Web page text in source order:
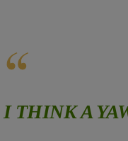
I THINK A